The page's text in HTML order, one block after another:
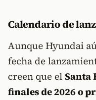
Calendario de
Aunque Hyundai
fecha de
creen que elSanta
finales de 2026 o